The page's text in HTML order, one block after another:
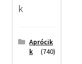
k
Aprócik
k
(740)